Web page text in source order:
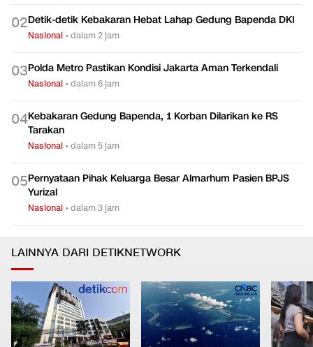
02Detik-detik Kebakaran Hebat Lahap Gedung Bapenda DKI
Nasional •dalam 2 jam
03Polda Metro Pastikan Kondisi Jakarta Aman Terkendali
Nasional •dalam 6 jam
04Kebakaran Gedung Bapenda, 1 Korban Dilarikan ke RS
Tarakan
Nasional •dalam 5 jam
05Pernyataan Pihak Keluarga Besar Almarhum Pasien BPJS
Yurizal
Nasional •dalam 3 jam
LAINNYA DARI DETIKNETWORK